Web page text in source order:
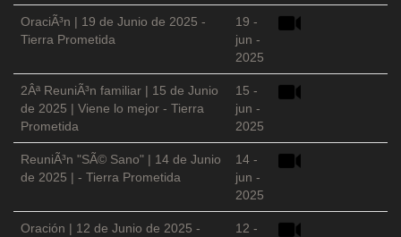
OraciÃ³n | 19 de Junio de 2025 -
Tierra Prometida
19 -
jun -
2025
2Âª ReuniÃ³n familiar | 15 de Junio
de 2025 | Viene lo mejor - Tierra
Prometida
15 -
jun -
2025
ReuniÃ³n "SÃ© Sano" | 14 de Junio
de 2025 | - Tierra Prometida
14 -
jun -
2025
Oración | 12 de Junio de 2025 -
12 -